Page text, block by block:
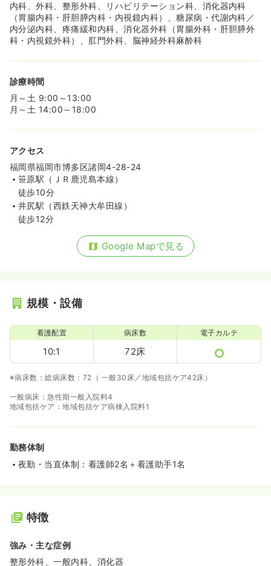
内科、外科、整形外科、リハビリテーション科、消化器内科
（胃腸内科・肝胆膵内科・内視鏡内科）、糖尿病・代謝内科／
内分泌内科、疼痛緩和内科、消化器外科（胃腸外科・肝胆膵外
科・内視鏡外科）、肛門外科、脳神経外科麻酔科
診療時間
月～土 9:00～13:00
月～土 14:00～18:00
アクセス
福岡県福岡市博多区諸岡4-28-24
笹原駅（ＪＲ鹿児島本線）
徒歩10分
井尻駅（西鉄天神大牟田線）
徒歩12分
Google Mapで見る
規模・設備
看護配置
10:1
病床数
72床
電子カルテ
※病床数：総病床数：72（ 一般30床／地域包括ケア42床）
一般病床：急性期一般入院料4
地域包括ケア：地域包括ケア病棟入院料1
勤務体制
夜勤・当直体制：看護師2名＋看護助手1名
特徴
強み・主な症例
整形外科、一般内科、消化器